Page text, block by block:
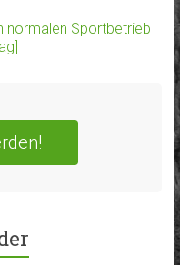
normalen Sportbetrieb